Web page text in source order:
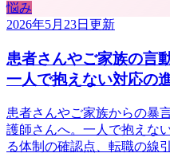
悩み
2026年5月23日 更新
患者さんやご家族の言
一人で抱えない対応の
患者さんやご家族からの暴
護師さんへ。一人で抱えな
る体制の確認点、転職の線